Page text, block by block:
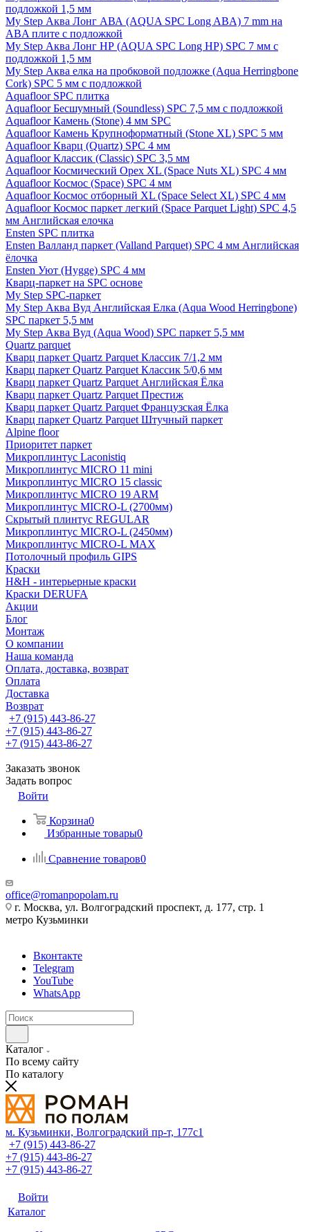
подложкой 1,5 мм
My Step Аква Лонг АВА (AQUA SPC Long ABA) 7 mm на
ABA плите с подложкой
My Step Аква Лонг НР (AQUA SPC Long HP) SPC 7 мм с
подложкой 1,5 мм
My Step Аква елка на пробковой подложке (Aqua Herringbone
Cork) SPC 5 мм с подложкой
Aquafloor SPC плитка
Aquafloor Бесшумный (Soundless) SPC 7,5 мм с подложкой
Aquafloor Камень (Stone) 4 мм SPC
Aquafloor Камень Крупноформатный (Stone XL) SPC 5 мм
Aquafloor Кварц (Quartz) SPC 4 мм
Aquafloor Классик (Classic) SPC 3,5 мм
Aquafloor Космический Орех XL (Space Nuts XL) SPC 4 мм
Aquafloor Космос (Space) SPC 4 мм
Aquafloor Космос отборный XL (Space Select XL) SPC 4 мм
Aquafloor Космос паркет легкий (Space Parquet Light) SPC 4,5
мм Английская елочка
Ensten SPC плитка
Ensten Валланд паркет (Valland Parquet) SPC 4 мм Английская
ёлочка
Ensten Уют (Hygge) SPC 4 мм
Кварц-паркет на SPC основе
My Step SPC-паркет
My Step Аква Вуд Английская Елка (Aqua Wood Herringbone)
SPC паркет 5,5 мм
My Step Аква Вуд (Aqua Wood) SPC паркет 5,5 мм
Quartz parquet
Кварц паркет Quartz Parquet Классик 7/1,2 мм
Кварц паркет Quartz Parquet Классик 5/0,6 мм
Кварц паркет Quartz Parquet Английская Ёлка
Кварц паркет Quartz Parquet Престиж
Кварц паркет Quartz Parquet Французская Ёлка
Кварц паркет Quartz Parquet Штучный паркет
Alpine floor
Приоритет паркет
Микроплинтус Laconistiq
Микроплинтус MICRO 11 mini
Микроплинтус MICRO 15 classic
Микроплинтус MICRO 19 ARM
Микроплинтус MICRO-L (2700мм)
Скрытый плинтус REGULAR
Микроплинтус MICRO-L (2450мм)
Микроплинтус MICRO-L MAX
Потолочный профиль GIPS
Краски
H&H - интерьерные краски
Краски DERUFA
Акции
Блог
Монтаж
О компании
Наша команда
Оплата, доставка, возврат
Оплата
Доставка
Возврат
+7 (915) 443-86-27
+7 (915) 443-86-27
+7 (915) 443-86-27
Заказать звонок
Задать вопрос
Войти
Корзина0
Избранные товары0
Сравнение товаров0
office@romanpopolam.ru
г. Москва, ул. Волгоградский проспект, д. 177, стр. 1
метро Кузьминки
Вконтакте
Telegram
YouTube
WhatsApp
Каталог
По всему сайту
По каталогу
м. Кузьминки, Волгоградский пр‑т, 177с1
+7 (915) 443-86-27
+7 (915) 443-86-27
+7 (915) 443-86-27
Войти
Каталог